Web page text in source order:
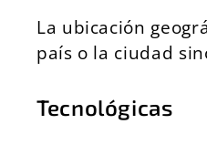
La ubicación
país o la ciudad
Tecnológicas